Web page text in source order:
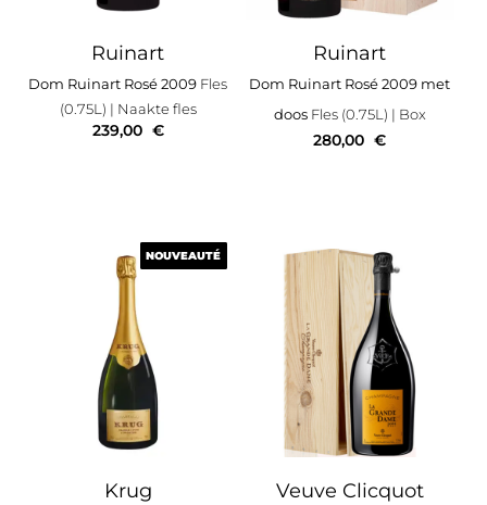
Ruinart
Dom Ruinart Rosé 2009 Fles
(0.75L) | Naakte fles
239,00 €
Ruinart
Dom Ruinart Rosé 2009 met
doosFles (0.75L) | Box
280,00 €
NOUVEAUTÉ
Krug
NOUVEAUTÉ
Veuve Clicquot